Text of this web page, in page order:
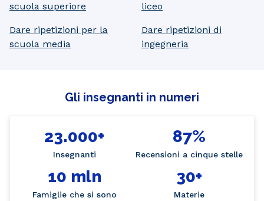
scuola superiore
liceo
Dare ripetizioni per la
scuola media
Dare ripetizioni di
ingegneria
Gli insegnanti in numeri
23.000+
Insegnanti
87%
Recensioni a cinque stelle
10 mln
Famiglie che si sono
30+
Materie